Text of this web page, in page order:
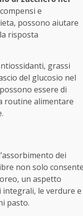
e
possono aiutare
risposta
grassi
del glucosio nel
essere di
routine alimentare
dei
non solo
un aspetto
le verdure e
pasto.